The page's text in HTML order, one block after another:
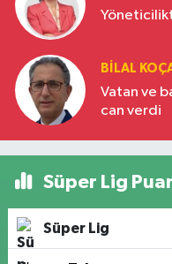
BILAL
Vatan ve
can verdi
Süper Lig
Süper Lig